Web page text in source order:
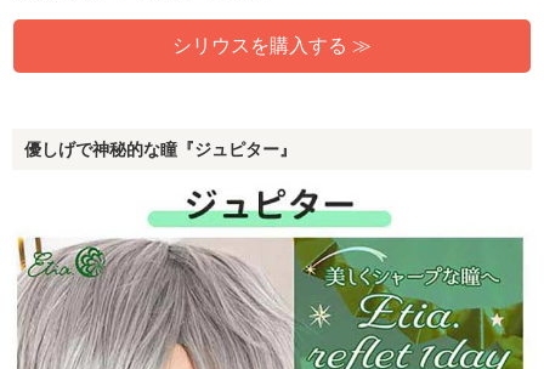
シリウスを購入する ≫
優しげで神秘的な瞳『ジュピター』